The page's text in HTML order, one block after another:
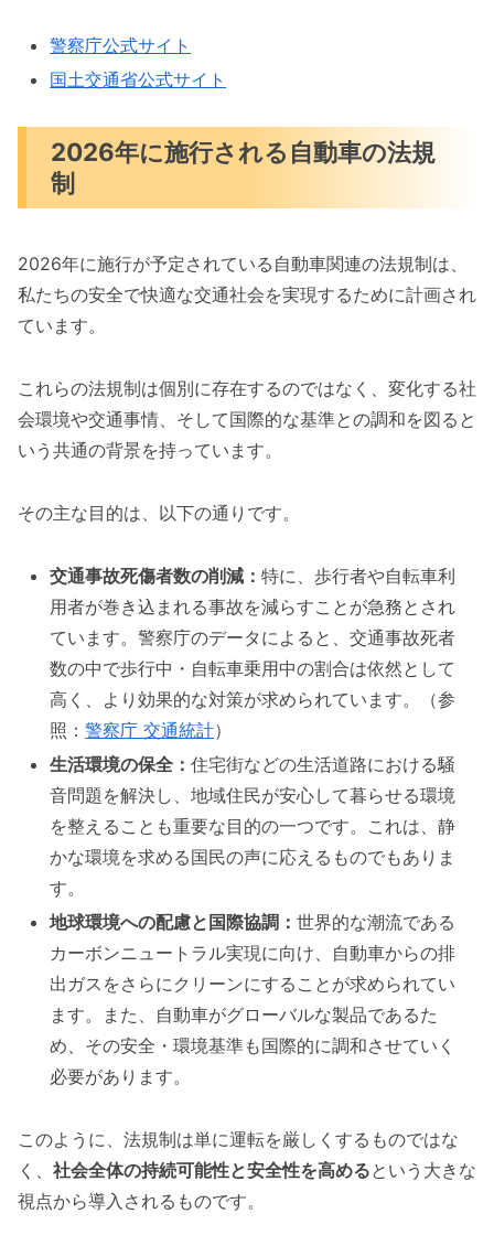
警察庁公式サイト
国土交通省公式サイト
2026年に施行される自動車の法規
制
2026年に施行が予定されている自動車関連の法規制は、
私たちの安全で快適な交通社会を実現するために計画され
ています。
これらの法規制は個別に存在するのではなく、変化する社
会環境や交通事情、そして国際的な基準との調和を図ると
いう共通の背景を持っています。
その主な目的は、以下の通りです。
交通事故死傷者数の削減：特に、歩行者や自転車利
用者が巻き込まれる事故を減らすことが急務とされ
ています。警察庁のデータによると、交通事故死者
数の中で歩行中・自転車乗用中の割合は依然として
高く、より効果的な対策が求められています。（参
照：警察庁 交通統計）
生活環境の保全：住宅街などの生活道路における騒
音問題を解決し、地域住民が安心して暮らせる環境
を整えることも重要な目的の一つです。これは、静
かな環境を求める国民の声に応えるものでもありま
す。
地球環境への配慮と国際協調：世界的な潮流である
カーボンニュートラル実現に向け、自動車からの排
出ガスをさらにクリーンにすることが求められてい
ます。また、自動車がグローバルな製品であるた
め、その安全・環境基準も国際的に調和させていく
必要があります。
このように、法規制は単に運転を厳しくするものではな
く、 社会全体の持続可能性と安全性を高めるという大きな
視点から導入されるものです。